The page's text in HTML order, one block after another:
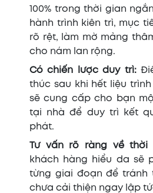
100% trong thời gian
hành trình kiên trì, mục
rõ rệt, làm mờ mảng
cho nám lan rộng.
Có chiến lược duy trì:
thúc sau khi hết liệu
sẽ cung cấp cho bạn
tại nhà để duy trì kết
phát.
Tư vấn rõ ràng về thời
khách hàng hiểu da sẽ
từng giai đoạn để tránh
chưa cải thiện ngay lập